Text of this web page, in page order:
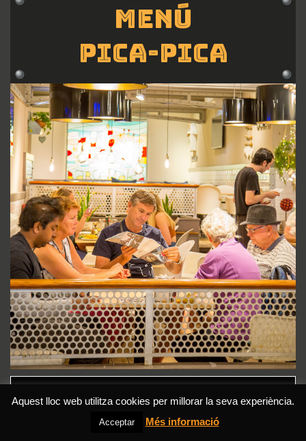
Menú
Pica-pica
DESCARREGAR PDF
Aquest lloc web utilitza cookies per millorar la seva experiència.
Acceptar Més informació